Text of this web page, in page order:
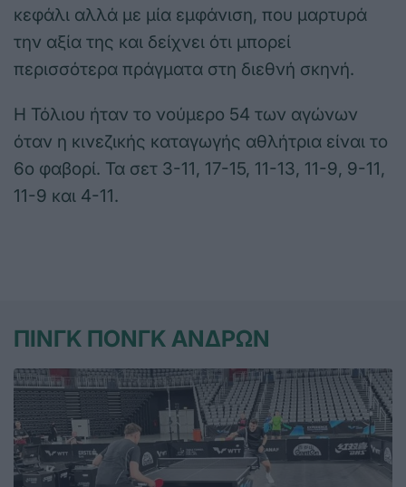
κεφάλι αλλά με μία εμφάνιση, που μαρτυρά
την αξία της και δείχνει ότι μπορεί
περισσότερα πράγματα στη διεθνή σκηνή.
Η Τόλιου ήταν το νούμερο 54 των αγώνων
όταν η κινεζικής καταγωγής αθλήτρια είναι το
6ο φαβορί. Τα σετ 3-11, 17-15, 11-13, 11-9, 9-11,
11-9 και 4-11.
ΠΙΝΓΚ ΠΟΝΓΚ ΑΝΔΡΩΝ